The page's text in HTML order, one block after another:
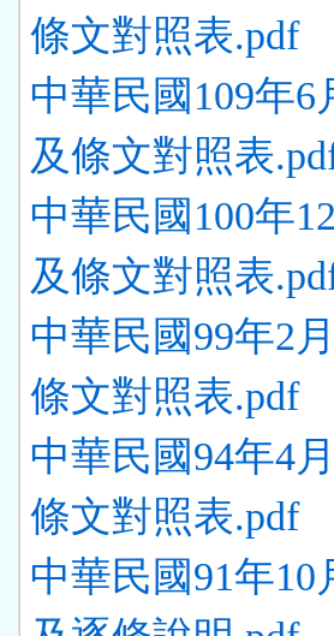
條文對照表.pdf
中華民國109年
及條文對照表
中華民國100年
及條文對照表
中華民國99年2
條文對照表.pdf
中華民國94年4
條文對照表.pdf
中華民國91年